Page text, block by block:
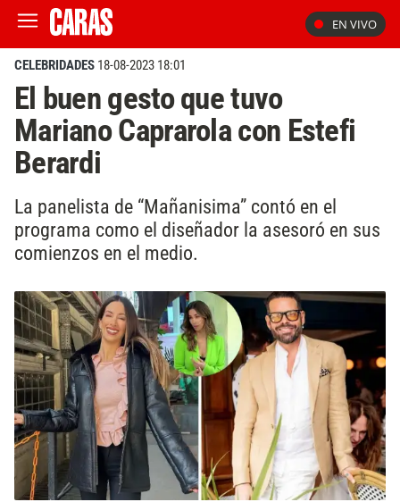
EN VIVO
CELEBRIDADES 18-08-2023 18:01
El buen gesto que tuvo
Mariano Caprarola con Estefi
Berardi
La panelista de “Mañanisima” contó en el
programa como el diseñador la asesoró en sus
comienzos en el medio.